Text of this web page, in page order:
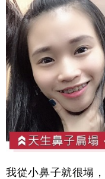
我從小鼻子就很塌，